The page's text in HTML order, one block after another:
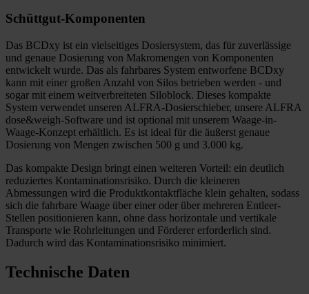
Schüttgut-Komponenten
Das BCDxy ist ein vielseitiges Dosiersystem, das für zuverlässige
und genaue Dosierung von Makromengen von Komponenten
entwickelt wurde. Das als fahrbares System entworfene BCDxy
kann mit einer großen Anzahl von Silos betrieben werden - und
sogar mit einem weitverbreiteten Siloblock. Dieses kompakte
System verwendet unseren ALFRA-Dosierschieber, unsere ALFRA
dose&weigh-Software und ist optional mit unserem Waage-in-
Waage-Konzept erhältlich. Es ist ideal für die äußerst genaue
Dosierung von Mengen zwischen 500 g und 3.000 kg.
Das kompakte Design bringt einen weiteren Vorteil: ein deutlich
reduziertes Kontaminationsrisiko. Durch die kleineren
Abmessungen wird die Produktkontaktfläche klein gehalten, sodass
sich die fahrbare Waage über einer oder über mehreren Entleer-
Stellen positionieren kann, ohne dass horizontale und vertikale
Transporte wie Rohrleitungen und Förderer erforderlich sind.
Dadurch wird das Kontaminationsrisiko minimiert.
Technische Daten